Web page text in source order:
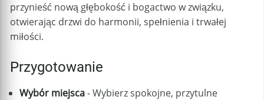
przynieść nową głębokość i bogactwo w związku,
otwierając drzwi do harmonii, spełnienia i trwałej
miłości.
Przygotowanie
Wybór miejsca- Wybierz spokojne, przytulne